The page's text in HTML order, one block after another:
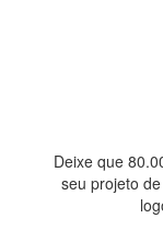
Deixe que
seu projeto